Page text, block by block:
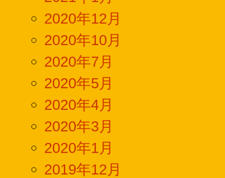
2020年12月
2020年10月
2020年7月
2020年5月
2020年4月
2020年3月
2020年1月
2019年12月